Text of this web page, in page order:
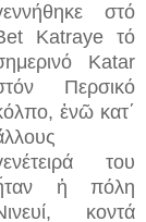
στό
Κatraye τό
Katar
Περσικό
ἐνῶ κατ΄
του
ἡ πόλη
κοντά